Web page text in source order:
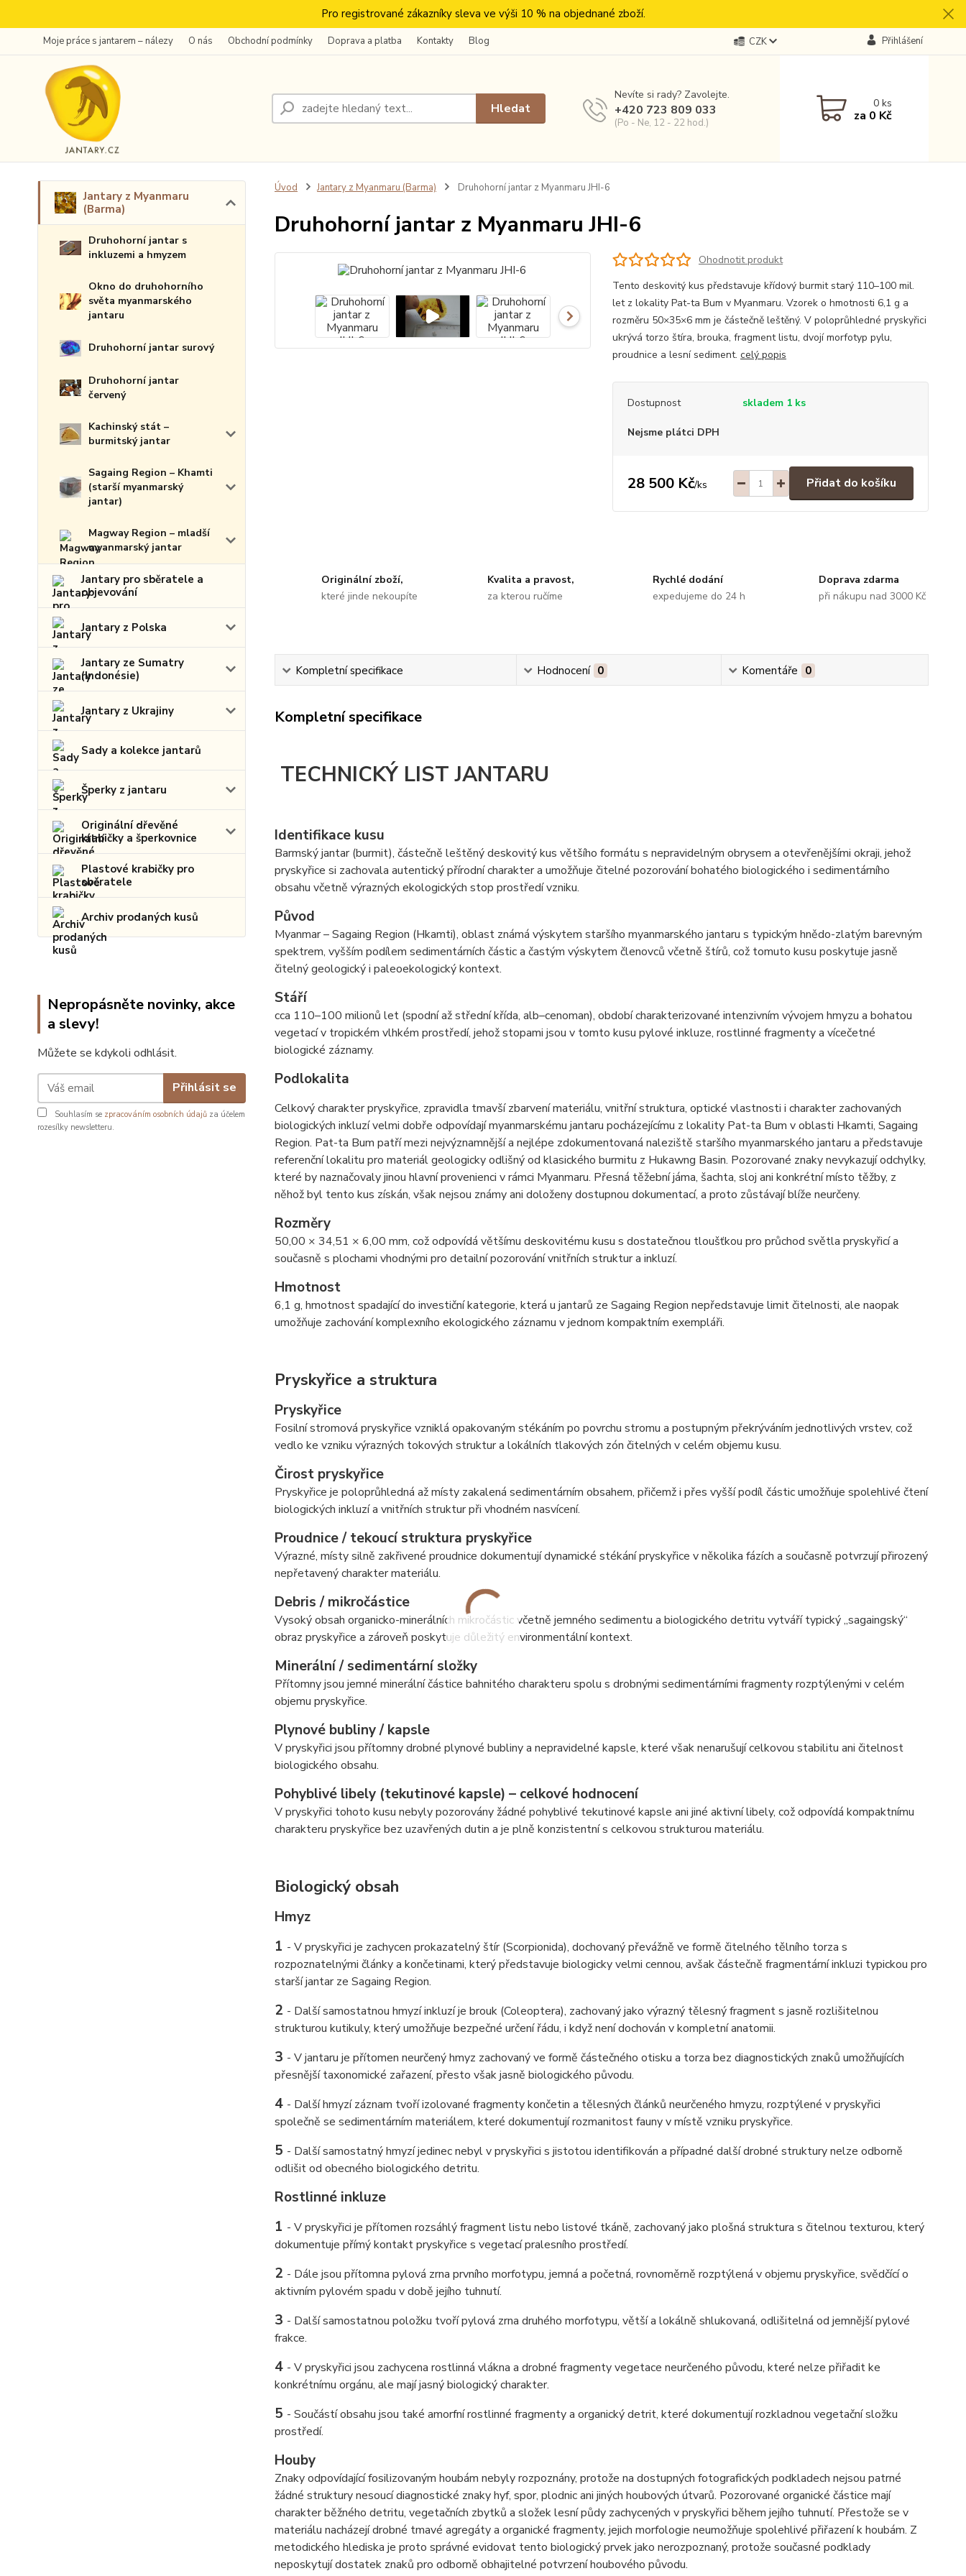
Pro registrované zákazníky sleva ve výši 10 % na objednané zboží.
Moje práce s jantarem – nálezy O nás Obchodní podmínky Doprava a platba Kontakty Blog CZK Přihlášení
Hledat
Nevíte si rady? Zavolejte.
+420 723 809 033
(Po - Ne, 12 - 22 hod.)
0ks
za 0 Kč
Jantary z Myanmaru
(Barma)
Druhohorní jantar s
inkluzemi a hmyzem
Okno do druhohorního
světa myanmarského
jantaru
Druhohorní jantar surový
Druhohorní jantar
červený
Kachinský stát –
burmitský jantar
Sagaing Region – Khamti
(starší myanmarský
jantar)
Magway Region – mladší
myanmarský jantar
Jantary pro sběratele a
objevování
Jantary z Polska
Jantary ze Sumatry
(Indonésie)
Jantary z Ukrajiny
Sady a kolekce jantarů
Šperky z jantaru
Originální dřevěné
krabičky a šperkovnice
Plastové krabičky pro
sběratele
Archiv prodaných kusů
Nepropásněte novinky, akce
a slevy!
Můžete se kdykoli odhlásit.
Přihlásit se
Souhlasím se zpracováním osobních údajů za účelem
rozesílky newsletteru.
Úvod Jantary z Myanmaru (Barma) Druhohorní jantar z Myanmaru JHI-6
Druhohorní jantar z Myanmaru JHI-6
Ohodnotit produkt
Tento deskovitý kus představuje křídový burmit starý 110–100 mil.
let z lokality Pat-ta Bum v Myanmaru. Vzorek o hmotnosti 6,1 g a
rozměru 50×35×6 mm je částečně leštěný. V poloprůhledné pryskyřici
ukrývá torzo štíra, brouka, fragment listu, dvojí morfotyp pylu,
proudnice a lesní sediment. celý popis
Dostupnost skladem 1 ks
Nejsme plátci DPH
28 500 Kč/ks Přidat do košíku
Originální zboží,
které jinde nekoupíte
Kvalita a pravost,
za kterou ručíme
Rychlé dodání
expedujeme do 24 h
Doprava zdarma
při nákupu nad 3000 Kč
Kompletní specifikace Hodnocení 0 Komentáře 0
Kompletní specifikace
TECHNICKÝ LIST JANTARU
Identifikace kusu
Barmský jantar (burmit), částečně leštěný deskovitý kus většího formátu s nepravidelným obrysem a otevřenějšími okraji, jehož
pryskyřice si zachovala autentický přírodní charakter a umožňuje čitelné pozorování bohatého biologického i sedimentárního
obsahu včetně výrazných ekologických stop prostředí vzniku.
Původ
Myanmar – Sagaing Region (Hkamti), oblast známá výskytem staršího myanmarského jantaru s typickým hnědo-zlatým barevným
spektrem, vyšším podílem sedimentárních částic a častým výskytem členovců včetně štírů, což tomuto kusu poskytuje jasně
čitelný geologický i paleoekologický kontext.
Stáří
cca 110–100 milionů let (spodní až střední křída, alb–cenoman), období charakterizované intenzivním vývojem hmyzu a bohatou
vegetací v tropickém vlhkém prostředí, jehož stopami jsou v tomto kusu pylové inkluze, rostlinné fragmenty a vícečetné
biologické záznamy.
Podlokalita
Celkový charakter pryskyřice, zpravidla tmavší zbarvení materiálu, vnitřní struktura, optické vlastnosti i charakter zachovaných
biologických inkluzí velmi dobře odpovídají myanmarskému jantaru pocházejícímu z lokality Pat-ta Bum v oblasti Hkamti, Sagaing
Region. Pat-ta Bum patří mezi nejvýznamnější a nejlépe zdokumentovaná naleziště staršího myanmarského jantaru a představuje
referenční lokalitu pro materiál geologicky odlišný od klasického burmitu z Hukawng Basin. Pozorované znaky nevykazují odchylky,
které by naznačovaly jinou hlavní provenienci v rámci Myanmaru. Přesná těžební jáma, šachta, sloj ani konkrétní místo těžby, z
něhož byl tento kus získán, však nejsou známy ani doloženy dostupnou dokumentací, a proto zůstávají blíže neurčeny.
Rozměry
50,00 × 34,51 × 6,00 mm, což odpovídá většímu deskovitému kusu s dostatečnou tloušťkou pro průchod světla pryskyřicí a
současně s plochami vhodnými pro detailní pozorování vnitřních struktur a inkluzí.
Hmotnost
6,1 g, hmotnost spadající do investiční kategorie, která u jantarů ze Sagaing Region nepředstavuje limit čitelnosti, ale naopak
umožňuje zachování komplexního ekologického záznamu v jednom kompaktním exempláři.
Pryskyřice a struktura
Pryskyřice
Fosilní stromová pryskyřice vzniklá opakovaným stékáním po povrchu stromu a postupným překrýváním jednotlivých vrstev, což
vedlo ke vzniku výrazných tokových struktur a lokálních tlakových zón čitelných v celém objemu kusu.
Čirost pryskyřice
Pryskyřice je poloprůhledná až místy zakalená sedimentárním obsahem, přičemž i přes vyšší podíl částic umožňuje spolehlivé čtení
biologických inkluzí a vnitřních struktur při vhodném nasvícení.
Proudnice / tekoucí struktura pryskyřice
Výrazné, místy silně zakřivené proudnice dokumentují dynamické stékání pryskyřice v několika fázích a současně potvrzují přirozený
nepřetavený charakter materiálu.
Debris / mikročástice
Vysoký obsah organicko-minerálních mikročástic včetně jemného sedimentu a biologického detritu vytváří typický „sagaingský“
obraz pryskyřice a zároveň poskytuje důležitý environmentální kontext.
Minerální / sedimentární složky
Přítomny jsou jemné minerální částice bahnitého charakteru spolu s drobnými sedimentárními fragmenty rozptýlenými v celém
objemu pryskyřice.
Plynové bubliny / kapsle
V pryskyřici jsou přítomny drobné plynové bubliny a nepravidelné kapsle, které však nenarušují celkovou stabilitu ani čitelnost
biologického obsahu.
Pohyblivé libely (tekutinové kapsle) – celkové hodnocení
V pryskyřici tohoto kusu nebyly pozorovány žádné pohyblivé tekutinové kapsle ani jiné aktivní libely, což odpovídá kompaktnímu
charakteru pryskyřice bez uzavřených dutin a je plně konzistentní s celkovou strukturou materiálu.
Biologický obsah
Hmyz
1 - V pryskyřici je zachycen prokazatelný štír (Scorpionida), dochovaný převážně ve formě čitelného tělního torza s
rozpoznatelnými články a končetinami, který představuje biologicky velmi cennou, avšak částečně fragmentární inkluzi typickou pro
starší jantar ze Sagaing Region.
2 - Další samostatnou hmyzí inkluzí je brouk (Coleoptera), zachovaný jako výrazný tělesný fragment s jasně rozlišitelnou
strukturou kutikuly, který umožňuje bezpečné určení řádu, i když není dochován v kompletní anatomii.
3 - V jantaru je přítomen neurčený hmyz zachovaný ve formě částečného otisku a torza bez diagnostických znaků umožňujících
přesnější taxonomické zařazení, přesto však jasně biologického původu.
4 - Další hmyzí záznam tvoří izolované fragmenty končetin a tělesných článků neurčeného hmyzu, rozptýlené v pryskyřici
společně se sedimentárním materiálem, které dokumentují rozmanitost fauny v místě vzniku pryskyřice.
5 - Další samostatný hmyzí jedinec nebyl v pryskyřici s jistotou identifikován a případné další drobné struktury nelze odborně
odlišit od obecného biologického detritu.
Rostlinné inkluze
1 - V pryskyřici je přítomen rozsáhlý fragment listu nebo listové tkáně, zachovaný jako plošná struktura s čitelnou texturou, který
dokumentuje přímý kontakt pryskyřice s vegetací pralesního prostředí.
2 - Dále jsou přítomna pylová zrna prvního morfotypu, jemná a početná, rovnoměrně rozptýlená v objemu pryskyřice, svědčící o
aktivním pylovém spadu v době jejího tuhnutí.
3 - Další samostatnou položku tvoří pylová zrna druhého morfotypu, větší a lokálně shlukovaná, odlišitelná od jemnější pylové
frakce.
4 - V pryskyřici jsou zachycena rostlinná vlákna a drobné fragmenty vegetace neurčeného původu, které nelze přiřadit ke
konkrétnímu orgánu, ale mají jasný biologický charakter.
5 - Součástí obsahu jsou také amorfní rostlinné fragmenty a organický detrit, které dokumentují rozkladnou vegetační složku
prostředí.
Houby
Znaky odpovídající fosilizovaným houbám nebyly rozpoznány, protože na dostupných fotografických podkladech nejsou patrné
žádné struktury nesoucí diagnostické znaky hyf, spor, plodnic ani jiných houbových útvarů. Pozorované organické částice mají
charakter běžného detritu, vegetačních zbytků a složek lesní půdy zachycených v pryskyřici během jejího tuhnutí. Přestože se v
materiálu nacházejí drobné tmavé agregáty a organické fragmenty, jejich morfologie neumožňuje spolehlivé přiřazení k houbám. Z
metodického hlediska je proto správné evidovat tento biologický prvek jako nerozpoznaný, protože současné podklady
neposkytují dostatek znaků pro odborně obhajitelné potvrzení houbového původu.